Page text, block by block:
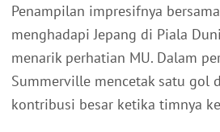
Penampilan impresifnya
menghadapi Jepang di Piala
menarik perhatian MU. Dalam
Summerville mencetak satu gol
kontribusi besar ketika timnya